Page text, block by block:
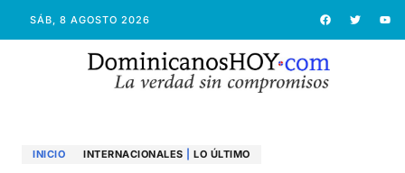
SÁB, 8 AGOSTO 2026
INICIO INTERNACIONALES LO ÚLTIMO